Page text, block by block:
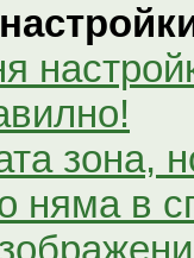
зона,
няма в